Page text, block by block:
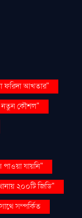
ফরিদা আখতার"
নতুন কৌশল"
পাওয়া যায়নি"
২০০টি জিডি"
সম্পর্কিত